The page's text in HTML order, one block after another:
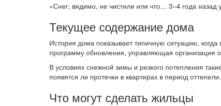
«Снег, видимо, не чистили или что… 3–4 года
Текущее содержание дома
История дома показывает типичную ситуацию,
программу обновления, управляющая организация
В условиях снежной зимы и резкого потепления
появятся ли протечки в квартирах в период оттепели.
Что могут сделать жильцы